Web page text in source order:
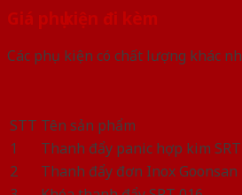
Giá phụ kiện đi kèm
Các phụ kiện có chất lượng khác
STT Tên sản phẩm
1
Thanh đẩy panic hợp kim
2
Thanh đẩy đơn Inox Goonsan